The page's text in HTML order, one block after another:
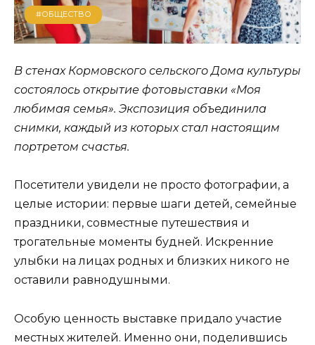
#ОБЩЕСТВО
В стенах Кормовского сельского Дома культуры
состоялось открытие фотовыставки «Моя
любимая семья». Экспозиция объединила
снимки, каждый из которых стал настоящим
портретом счастья.
Посетители увидели не просто фотографии, а
целые истории: первые шаги детей, семейные
праздники, совместные путешествия и
трогательные моменты будней. Искренние
улыбки на лицах родных и близких никого не
оставили равнодушными.
Особую ценность выставке придало участие
местных жителей. Именно они, поделившись